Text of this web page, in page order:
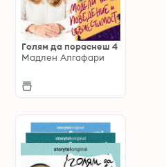
Голям да пораснеш 4
Мадлен Алгафари